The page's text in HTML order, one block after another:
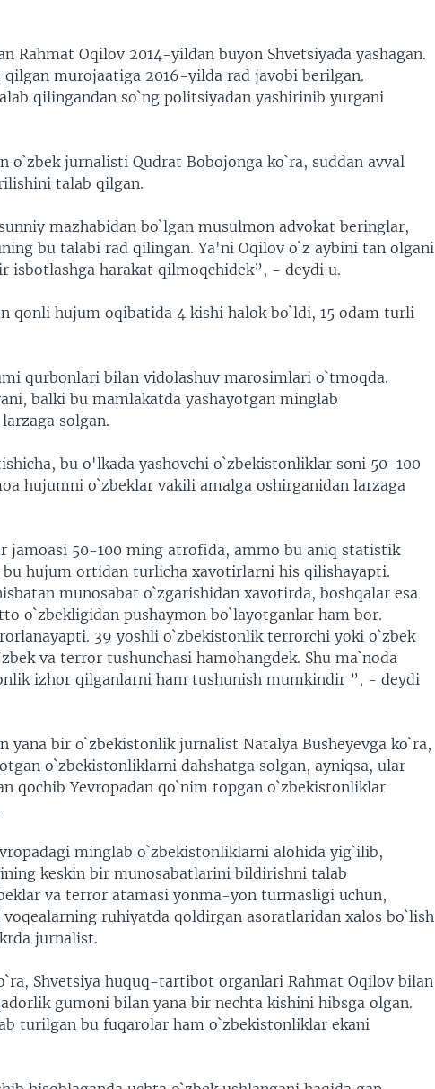
Rahmat Oqilov 2014-yildan buyon Shvetsiyada yashagan.
qilgan murojaatiga 2016-yilda rad javobi berilgan.
qilingandan so`ng politsiyadan yashirinib yurgani
o`zbek jurnalisti Qudrat Bobojonga ko`ra, suddan avval
talab qilgan.
mazhabidan bo`lgan musulmon advokat beringlar,
bu talabi rad qilingan. Ya'ni Oqilov o`z aybini tan olgani
isbotlashga harakat qilmoqchidek”, - deydi u.
qonli hujum oqibatida 4 kishi halok bo`ldi, 15 odam turli
qurbonlari bilan vidolashuv marosimlari o`tmoqda.
balki bu mamlakatda yashayotgan minglab
solgan.
bu o'lkada yashovchi o`zbekistonliklar soni 50-100
hujumni o`zbeklar vakili amalga oshirganidan larzaga
jamoasi 50-100 ming atrofida, ammo bu aniq statistik
hujum ortidan turlicha xavotirlarni his qilishayapti.
munosabat o`zgarishidan xavotirda, boshqalar esa
o`zbekligidan pushaymon bo`layotganlar ham bor.
39 yoshli o`zbekistonlik terrorchi yoki o`zbek
va terror tushunchasi hamohangdek. Shu ma`noda
izhor qilganlarni ham tushunish mumkindir ”, - deydi
yana bir o`zbekistonlik jurnalist Natalya Busheyevga ko`ra,
o`zbekistonliklarni dahshatga solgan, ayniqsa, ular
qochib Yevropadan qo`nim topgan o`zbekistonliklar
minglab o`zbekistonliklarni alohida yig`ilib,
keskin bir munosabatlarini bildirishni talab
va terror atamasi yonma-yon turmasligi uchun,
ruhiyatda qoldirgan asoratlaridan xalos bo`lish
jurnalist.
Shvetsiya huquq-tartibot organlari Rahmat Oqilov bilan
gumoni bilan yana bir nechta kishini hibsga olgan.
turilgan bu fuqarolar ham o`zbekistonliklar ekani